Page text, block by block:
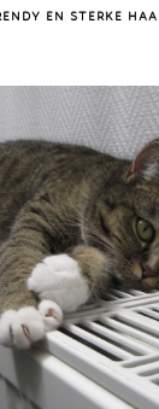
EN STERKE